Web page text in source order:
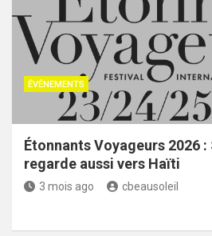
ÉVÉNEMENTS
Étonnants Voyageurs 2026
regarde aussi vers Haïti
3 mois ago cbeausoleil